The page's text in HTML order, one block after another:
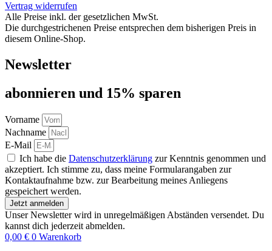
Vertrag widerrufen
Alle Preise inkl. der gesetzlichen MwSt.
Die durchgestrichenen Preise entsprechen dem bisherigen Preis in
diesem Online-Shop.
Newsletter
abon­nie­ren und 15% sparen
Vorname
Nachname
E-Mail
Ich habe die Datenschutzerklärung zur Kenntnis genommen und
akzeptiert. Ich stimme zu, dass meine Formularangaben zur
Kontaktaufnahme bzw. zur Bearbeitung meines Anliegens
gespeichert werden.
Jetzt anmelden
Unser Newsletter wird in unregelmäßigen Abständen versendet. Du
kannst dich jederzeit abmelden.
0,00 € 0 Warenkorb